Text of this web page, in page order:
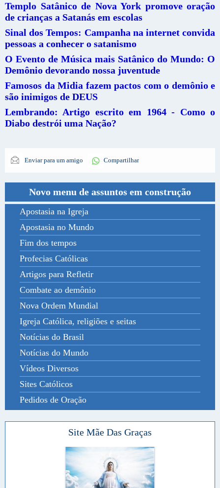
Templo Satânico de Nova York promove oração
de crianças a Satanás em escolas
Sinal dos Tempos: Campanha na internet convida
pessoas a conhecer o satanismo
O Evento de Música mais Satânico do Mundo: O
Demônio devorando nossa juventude
Famosos da Midia fazem pactos com o demônio e
são inimigos de DEUS
Lembrando: Artigo escrito em 1964 - Como o
Diabo destrói uma Nação?
Enviar para um amigo Compartilhar
Novo menu de assuntos em construção
Apostasia na Igreja
Apostasia no Mundo
Fim dos tempos
Profecias Católicas
Artigos para Refletir
Combate ao demônio
Nova Ordem Mundial
Igreja Católica, religiões e seitas
Notícias do Brasil
Notícias do Mundo
Vídeos Diversos
Sites Católicos
Pedidos de Oração
Site Mãe Das Graças